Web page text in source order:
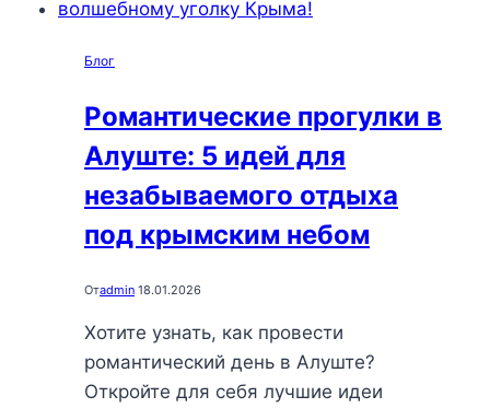
уединения
Блог
Романтические прогулки в
Алуште: 5 идей для
незабываемого отдыха
под крымским небом
Отadmin 18.01.2026
Хотите узнать, как провести
романтический день в Алуште?
Откройте для себя лучшие идеи